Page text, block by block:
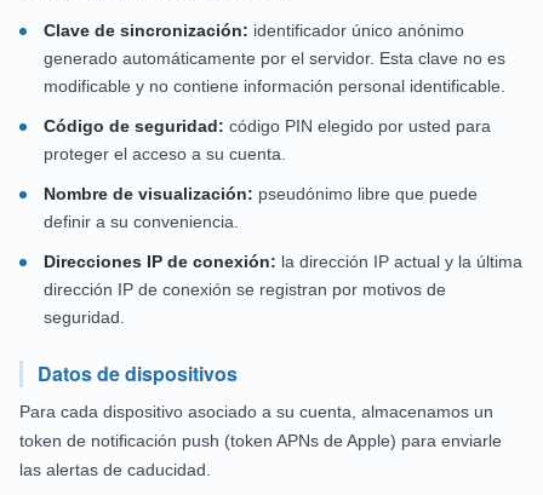
Clave de sincronización: identificador único anónimo
generado automáticamente por el servidor. Esta clave no es
modificable y no contiene información personal identificable.
Código de seguridad: código PIN elegido por usted para
proteger el acceso a su cuenta.
Nombre de visualización: pseudónimo libre que puede
definir a su conveniencia.
Direcciones IP de conexión: la dirección IP actual y la última
dirección IP de conexión se registran por motivos de
seguridad.
Datos de dispositivos
Para cada dispositivo asociado a su cuenta, almacenamos un
token de notificación push (token APNs de Apple) para enviarle
las alertas de caducidad.